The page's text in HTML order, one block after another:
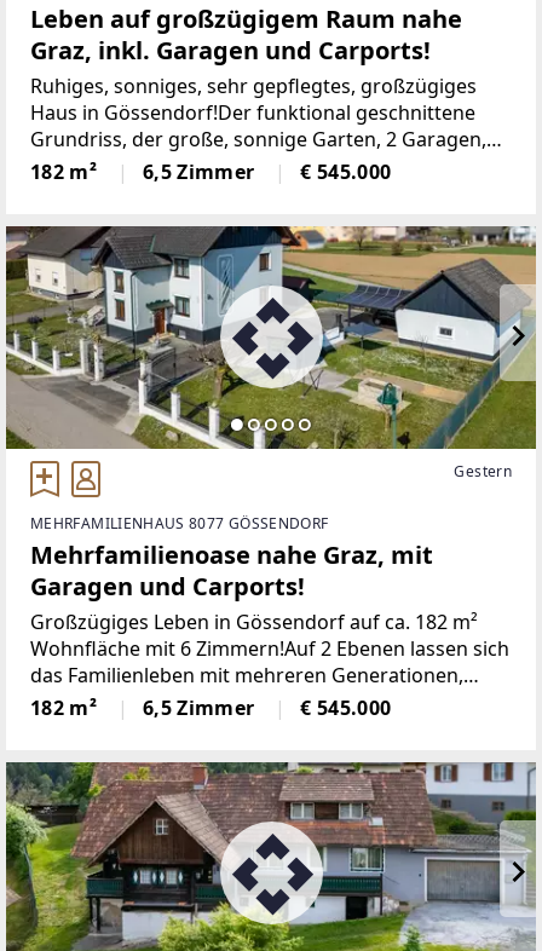
Leben auf großzügigem Raum nahe
Graz, inkl. Garagen und Carports!
Ruhiges, sonniges, sehr gepflegtes, großzügiges
Haus in Gössendorf!Der funktional geschnittene
Grundriss, der große, sonnige Garten, 2 Garagen,
die 2 zusätzlichen überdachten Abstellplätze, der
Balkon und die Terrasse, der großzügige
182 m² 6,5 Zimmer € 545.000
Gestern
MEHRFAMILIENHAUS 8077 GÖSSENDORF
Mehrfamilienoase nahe Graz, mit
Garagen und Carports!
Großzügiges Leben in Gössendorf auf ca. 182 m²
Wohnfläche mit 6 Zimmern!Auf 2 Ebenen lassen sich
das Familienleben mit mehreren Generationen,
komfortables Wohnen und Arbeiten perfekt
vereinen!Der funktional geschnittene Grundriss, der
182 m² 6,5 Zimmer € 545.000